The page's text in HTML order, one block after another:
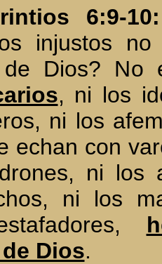
6:9-10:
injustos no
de Dios? No
, ni los
ni los
echan con
ni los
ni los
Dios.